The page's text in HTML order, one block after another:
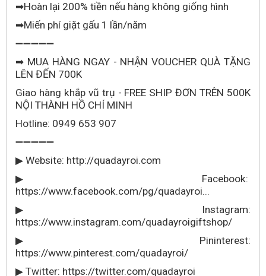
➡Hoàn lại 200% tiền nếu hàng không giống hình
➡Miến phí giặt gấu 1 lần/năm
➖➖➖➖➖
➡ MUA HÀNG NGAY - NHẬN VOUCHER QUÀ TẶNG
LÊN ĐẾN 700K
Giao hàng khắp vũ trụ - FREE SHIP ĐƠN TRÊN 500K
NỘI THÀNH HỒ CHÍ MINH
Hotline: 0949 653 907
➖➖➖➖➖
▶ Website: http://quadayroi.com
▶
Facebook:
https://www.facebook.com/pg/quadayroi...
▶
Instagram:
https://www.instagram.com/quadayroigiftshop/
▶
Pininterest:
https://www.pinterest.com/quadayroi/
▶ Twitter: https://twitter.com/quadayroi